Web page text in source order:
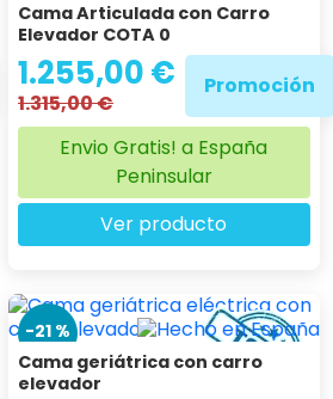
Cama Articulada con Carro
Elevador COTA 0
1.255,00 €
1.315,00 €
Promoción
Envio Gratis! a España
Peninsular
Ver producto
-21 %
Cama geriátrica con carro
elevador